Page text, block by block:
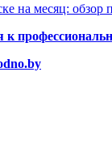
на месяц: обзор
к